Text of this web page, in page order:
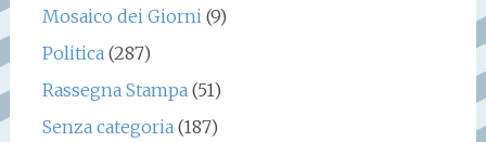
Mosaico dei Giorni (9)
Politica (287)
Rassegna Stampa (51)
Senza categoria (187)